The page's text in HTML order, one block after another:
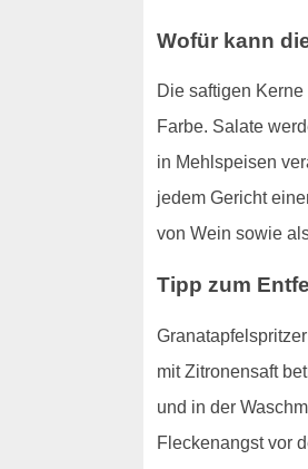
Wofür kann
Die saftigen
Farbe. Salate
in Mehlspeisen
jedem Gericht
von Wein sowie
Tipp zum
mit Zitronensaft
und in der
Fleckenangst vor